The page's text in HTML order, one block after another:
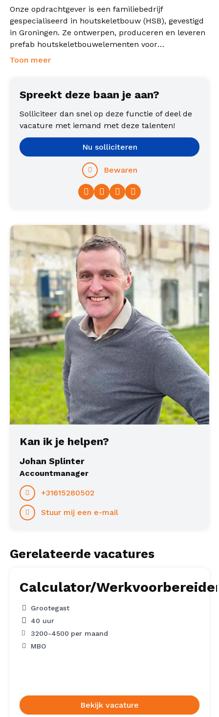
Onze opdrachtgever is een familiebedrijf
gespecialiseerd in houtskeletbouw (HSB), gevestigd
in Groningen. Ze ontwerpen, produceren en leveren
prefab houtskeletbouwelementen voor
bouwprojecten in de Noordelijke provincies
Toon meer
Spreekt deze baan je aan?
Solliciteer dan snel op deze functie of deel de
vacature met iemand met deze talenten!
Facebook
TwitterLinkedIn
Nu solliciteren
Bewaren
Kan ik je helpen?
Johan Splinter
Accountmanager
+31615280502
Stuur mij een e-mail
Gerelateerde vacatures
Calculator/
Grootegast
40 uur
3200-4500 per maand
MBO
Bekijk vacature